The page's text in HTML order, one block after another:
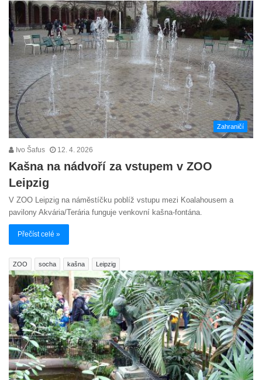
Zahraničí
Ivo Šafus 12. 4. 2026
Kašna na nádvoří za vstupem v ZOO
Leipzig
V ZOO Leipzig na náměstíčku poblíž vstupu mezi Koalahousem a
pavilony Akvária/Terária funguje venkovní kašna-fontána.
Přečíst celé »
ZOO socha kašna Leipzig